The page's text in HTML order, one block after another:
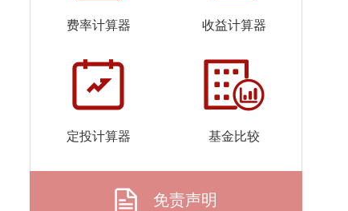
2026-
1.0506
1.0409
07-17
费率计算器 收益计算器
定投计算器 基金比较
免责声明